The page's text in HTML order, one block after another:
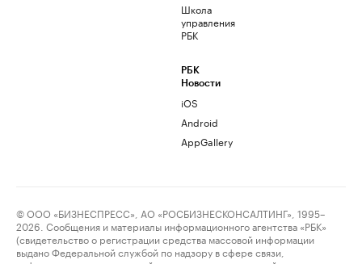
Школа
управления
РБК
РБК
Новости
iOS
Android
AppGallery
© ООО «БИЗНЕСПРЕСС», АО «РОСБИЗНЕСКОНСАЛТИНГ», 1995–
2026. Сообщения и материалы информационного агентства «РБК»
(свидетельство о регистрации средства массовой информации
выдано Федеральной службой по надзору в сфере связи,